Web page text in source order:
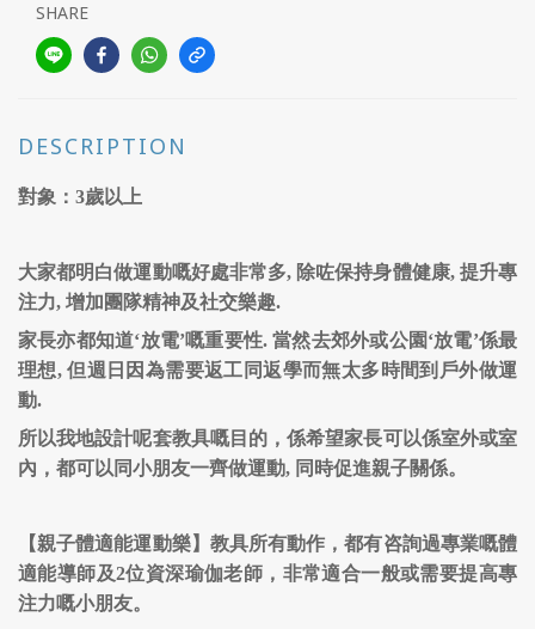
SHARE
DESCRIPTION
對象：3歲以上
大家都明白做運動嘅好處非常多, 除咗保持身體健康, 提升專
注力, 增加團隊精神及社交樂趣.
家長亦都知道‘放電’嘅重要性. 當然去郊外或公園‘放電’係最
理想, 但週日因為需要返工同返學而無太多時間到戶外做運
動.
所以我地設計呢套教具嘅目的，係希望家長可以係室外或室
內，都可以同小朋友一齊做運動, 同時促進親子關係。
【親子體適能運動樂】教具所有動作，都有咨詢過專業嘅體
適能導師及2位資深瑜伽老師，非常適合一般或需要提高專
注力嘅小朋友。